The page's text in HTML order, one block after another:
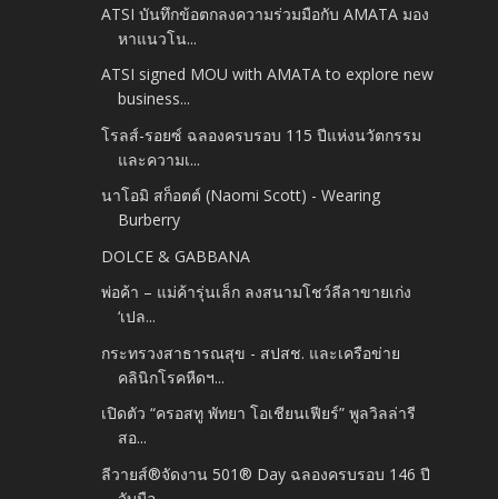
ATSI บันทึกข้อตกลงความร่วมมือกับ AMATA มอง
หาแนวโน...
ATSI signed MOU with AMATA to explore new
business...
โรลส์-รอยซ์ ฉลองครบรอบ 115 ปีแห่งนวัตกรรม
และความเ...
นาโอมิ สก็อตต์ (Naomi Scott) - Wearing
Burberry
DOLCE & GABBANA
พ่อค้า – แม่ค้ารุ่นเล็ก ลงสนามโชว์ลีลาขายเก่ง
‘เปล...
กระทรวงสาธารณสุข - สปสช. และเครือข่าย
คลินิกโรคหืดฯ...
เปิดตัว “ครอสทู พัทยา โอเชียนเฟียร์” พูลวิลล่ารี
สอ...
ลีวายส์®จัดงาน 501® Day ฉลองครบรอบ 146 ปี